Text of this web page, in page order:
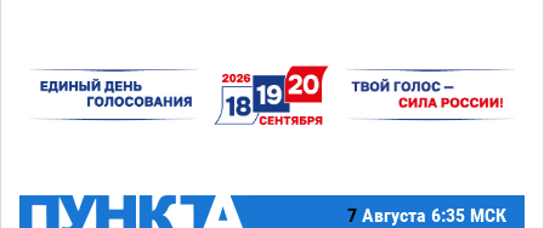
7 Августа 6:35 МСК